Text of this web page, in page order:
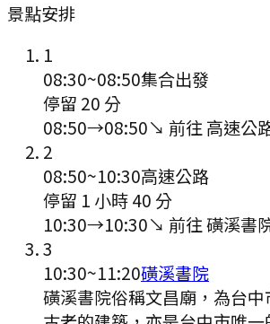
景點安排
1
08:30~08:50集合出發
停留 20 分
08:50→08:50↘ 前往 高速公
2
08:50~10:30高速公路
停留 1 小時 40 分
10:30→10:30↘ 前往磺溪書
3
10:30~11:20磺溪書院
磺溪書院俗稱文昌廟，為台